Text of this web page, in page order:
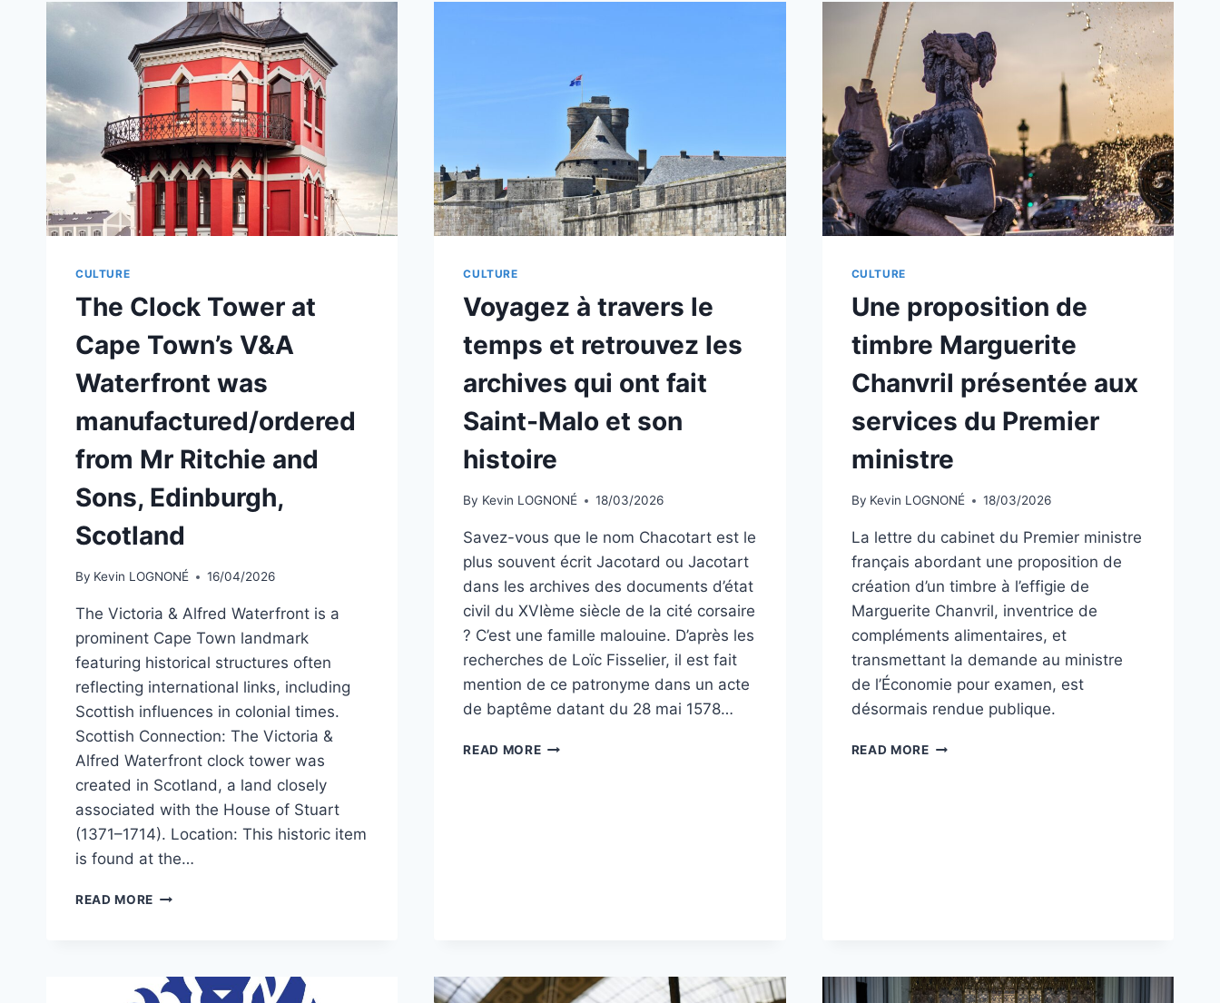
TRADES,”
HAS
A
DEEPLY
ROOTED
WATCHMAKING
HISTORY
WATCH
CLOCK
MAKERS
GUILD
?
WATCHMAKING
KNOW-
HOW
TO
A
CROSS-
CHANNEL
AREA
CULTURE
The Clock Tower at
Cape Town’s V&A
Waterfront was
manufactured/ordered
from Mr Ritchie and
Sons, Edinburgh,
Scotland
By Kevin LOGNONÉ 16/04/2026
The Victoria & Alfred Waterfront is a
prominent Cape Town landmark
featuring historical structures often
reflecting international links, including
Scottish influences in colonial times.
Scottish Connection: The Victoria &
Alfred Waterfront clock tower was
created in Scotland, a land closely
associated with the House of Stuart
(1371–1714). Location: This historic item
is found at the…
READ MORE THE
TOWN’S
CULTURE
Voyagez à travers le
temps et retrouvez les
archives qui ont fait
Saint-Malo et son
histoire
By Kevin LOGNONÉ 18/03/2026
Savez-vous que le nom Chacotart est le
plus souvent écrit Jacotard ou Jacotart
dans les archives des documents d’état
civil du XVIème siècle de la cité corsaire
? C’est une famille malouine. D’après les
recherches de Loïc Fisselier, il est fait
mention de ce patronyme dans un acte
de baptême datant du 28 mai 1578…
READ MOREVOYAGEZ
SAINT-
MALO
CULTURE
Une proposition de
timbre Marguerite
Chanvril présentée aux
services du Premier
ministre
By Kevin LOGNONÉ 18/03/2026
La lettre du cabinet du Premier ministre
français abordant une proposition de
création d’un timbre à l’effigie de
Marguerite Chanvril, inventrice de
compléments alimentaires, et
transmettant la demande au ministre
de l’Économie pour examen, est
désormais rendue publique.
READ MOREUNE